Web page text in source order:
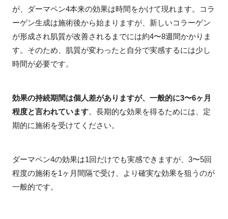
が、ダーマペン4本来の効果は時間をかけて現れます。コラ
ーゲン生成は施術後から始まりますが、新しいコラーゲン
が形成され肌質が改善されるまでには約4〜8週間かかりま
す。そのため、肌質が変わったと自分で実感するには少し
時間が必要です。
効果の持続期間は個人差がありますが、一般的に3〜6ヶ月
程度と言われています。長期的な効果を得るためには、定
期的に施術を受けてください。
ダーマペン4の効果は1回だけでも実感できますが、3〜5回
程度の施術を1ヶ月間隔で受け、より確実な効果を狙うのが
一般的です。